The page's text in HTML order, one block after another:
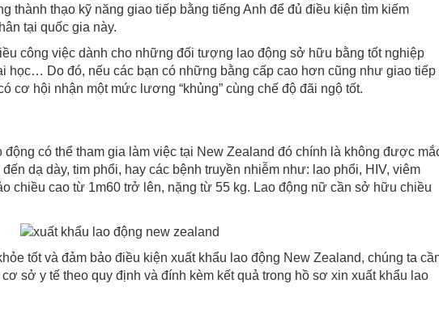
thành thạo kỹ năng giao tiếp bằng tiếng Anh để đủ điều kiện tìm kiếm
tại quốc gia này.
công việc dành cho những đối tượng lao động sở hữu bằng tốt nghiệp
học… Do đó, nếu các bạn có những bằng cấp cao hơn cũng như giao tiếp
cơ hội nhận một mức lương “khủng” cùng chế độ đãi ngộ tốt.
có thể tham gia làm việc tại New Zealand đó chính là không được
dạ dày, tim phổi, hay các bệnh truyền nhiễm như: lao phổi, HIV, viêm
chiều cao từ 1m60 trở lên, nặng từ 55 kg. Lao động nữ cần sở hữu chiều
tốt và đảm bảo điều kiện xuất khẩu lao động New Zealand, chúng ta
sở y tế theo quy định và đính kèm kết quả trong hồ sơ xin xuất khẩu lao